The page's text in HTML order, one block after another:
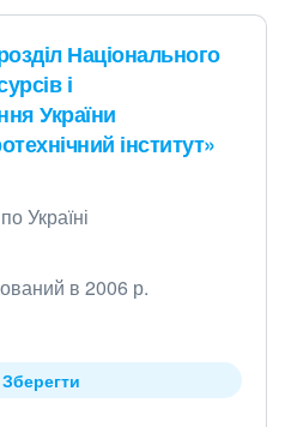
Національного
і
України
інститут»
Україні
в 2006 р.
Зберегти